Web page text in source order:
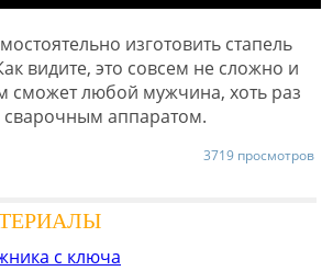
изготовить стапель
видите, это совсем не сложно и
сможет любой мужчина, хоть раз
аппаратом.
3719 просмотров